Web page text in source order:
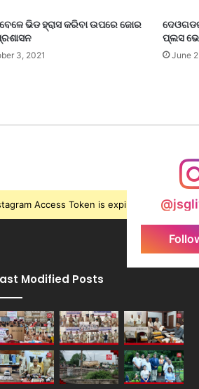
ବେଳେ ଭିଡ ହ୍ରାସ କରିବା ଉପରେ ଜୋର
3, 2021
ପ୍ଲସ
June
Access Token is expired, Go to the
Modified Posts